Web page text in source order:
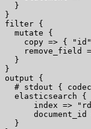
  }
}
filter {
  mutate {
copy => {
remove_field
  }
}
output {
# stdout {
  elasticsearch {
index =>
document_id
  }